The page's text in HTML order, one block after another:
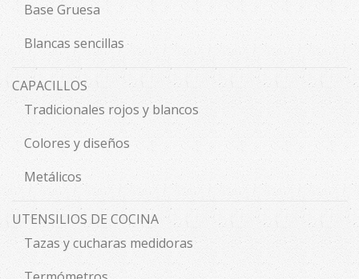
Base Gruesa
Blancas sencillas
CAPACILLOS
Tradicionales rojos y blancos
Colores y diseños
Metálicos
UTENSILIOS DE COCINA
Tazas y cucharas medidoras